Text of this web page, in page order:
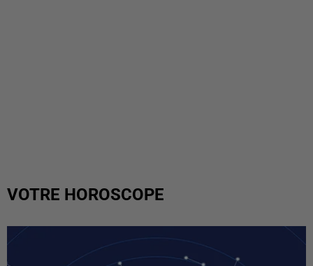
VOTRE HOROSCOPE